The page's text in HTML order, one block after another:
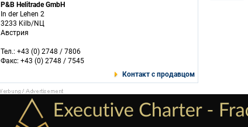
P&B Helitrade GmbH
In der Lehen 2
3233 Kilb/NЦ
Австрия
Тел.: +43 (0) 2748 / 7806
Факс: +43 (0) 2748 / 7545
Контакт с продавцом